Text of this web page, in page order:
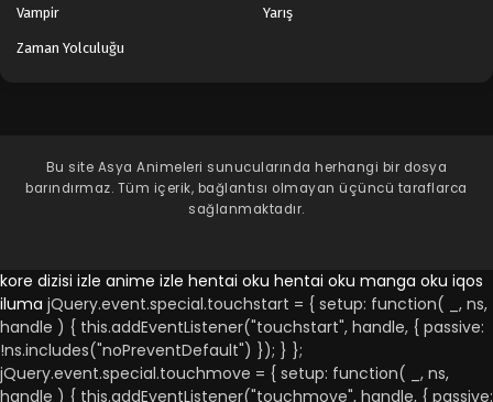
Vampir Yarış
Zaman Yolculuğu
Bu site Asya Animeleri sunucularında herhangi bir dosya
barındırmaz. Tüm içerik, bağlantısı olmayan üçüncü taraflarca
sağlanmaktadır.
kore dizisi izle anime izle hentai oku hentai oku manga oku iqos
iluma jQuery.event.special.touchstart = { setup: function( _, ns,
handle ) { this.addEventListener("touchstart", handle, { passive:
!ns.includes("noPreventDefault") }); } };
jQuery.event.special.touchmove = { setup: function( _, ns,
handle ) { this.addEventListener("touchmove", handle, { passive: